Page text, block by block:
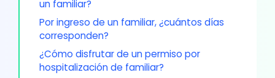
un familiar?
Por ingreso de un familiar, ¿cuántos días
corresponden?
¿Cómo disfrutar de un permiso por
hospitalización de familiar?